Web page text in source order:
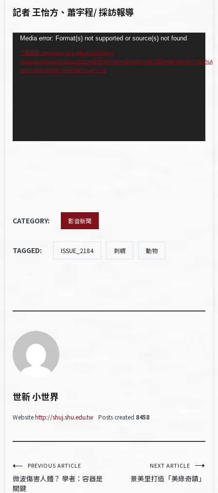
記者 王怡方、蕭宇程/ 採訪報導
訊
播
Media error: Format(s) not supported or source(s) not found
下載檔案: http://shuj.shu.edu.tw/2016/wp-
content/uploads/2016/11/2184%E5%8F%B0%E5%8C%97%E5%8B%95%E7%89%A9-
%E4%B8%89%E7%A8%BF.mp4?_=1
CATEGORY: 影音新聞
TAGGED: ISSUE_2184 刺蝟 動物
世新 小世界
Websitehttp://shuj.shu.edu.tw Posts created 8458
文
章
PREVIOUS ARTICLE
微波傷害人體？ 學者：容器是
關鍵
NEXT ARTICLE
景美里打造「美綠奇蹟」